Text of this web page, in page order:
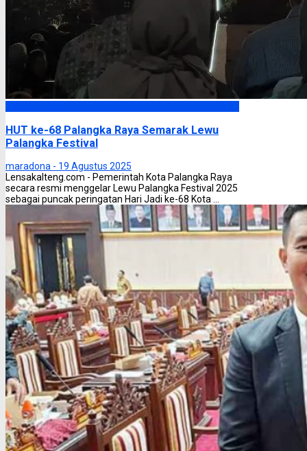
HUT ke-68 Palangka Raya Semarak Lewu
Palangka Festival
maradona - 19 Agustus 2025
Lensakalteng.com - Pemerintah Kota Palangka Raya
secara resmi menggelar Lewu Palangka Festival 2025
sebagai puncak peringatan Hari Jadi ke-68 Kota ...